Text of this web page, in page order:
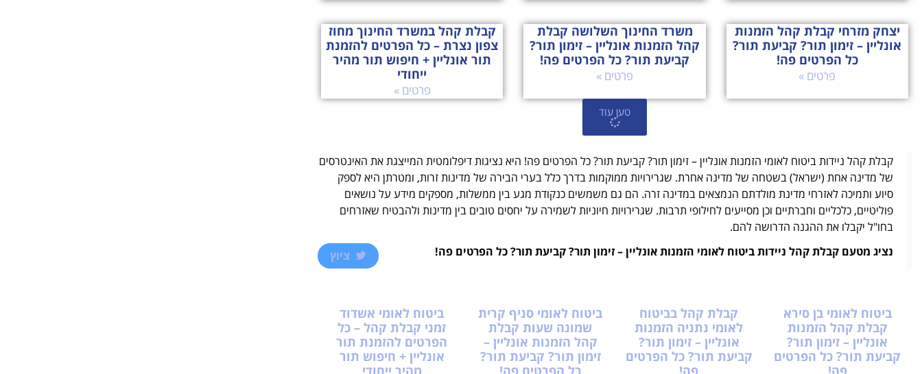
יצחק מזרחי קבלת קהל הזמנות
אונליין – זימון תור? קביעת תור?
כל הפרטים פה!
פרטים »
משרד החינוך השלושה קבלת
קהל הזמנות אונליין – זימון תור?
קביעת תור? כל הפרטים פה!
פרטים »
קבלת קהל במשרד החינוך מחוז
צפון נצרת – כל הפרטים להזמנת
תור אונליין + חיפוש תור מהיר
ייחודי
פרטים »
טען עוד
קבלת קהל ניידות ביטוח לאומי הזמנות אונליין – זימון תור? קביעת תור? כל הפרטים פה! היא נציגות דיפלומטית המייצגת את האינטרסים
של מדינה אחת (ישראל) בשטחה של מדינה אחרת. שגרירויות ממוקמות בדרך כלל בערי הבירה של מדינות זרות, ומטרתן היא לספק
סיוע ותמיכה לאזרחי מדינת מולדתם הנמצאים במדינה זרה. הם גם משמשים כנקודת מגע בין ממשלות, מספקים מידע על נושאים
פוליטיים, כלכליים וחברתיים וכן מסייעים לחילופי תרבות. שגרירויות חיוניות לשמירה על יחסים טובים בין מדינות ולהבטיח שאזרחים
בחו"ל יקבלו את ההגנה הדרושה להם.
נציג מטעם קבלת קהל ניידות ביטוח לאומי הזמנות אונליין – זימון תור? קביעת תור? כל הפרטים פה!
ציוץ
ביטוח לאומי בן סירא
קבלת קהל הזמנות
אונליין – זימון תור?
קביעת תור? כל הפרטים
פה!
קבלת קהל בביטוח
לאומי נתניה הזמנות
אונליין – זימון תור?
קביעת תור? כל הפרטים
פה!
ביטוח לאומי סניף קרית
שמונה שעות קבלת
קהל הזמנות אונליין –
זימון תור? קביעת תור?
כל הפרטים פה!
ביטוח לאומי אשדוד
זמני קבלת קהל – כל
הפרטים להזמנת תור
אונליין + חיפוש תור
מהיר ייחודי